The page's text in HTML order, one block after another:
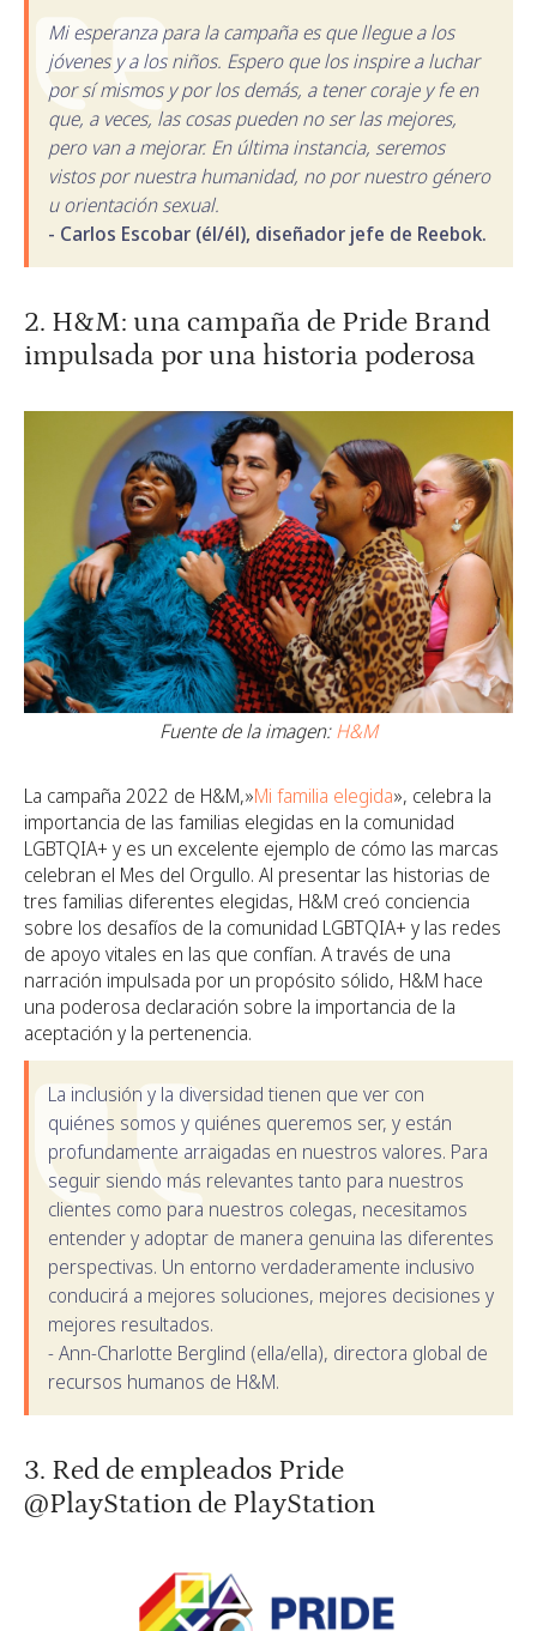
Mi esperanza para la campaña es que llegue a los
jóvenes y a los niños. Espero que los inspire a luchar
por sí mismos y por los demás, a tener coraje y fe en
que, a veces, las cosas pueden no ser las mejores,
pero van a mejorar. En última instancia, seremos
vistos por nuestra humanidad, no por nuestro género
u orientación sexual.
- Carlos Escobar (él/él), diseñador jefe de Reebok.
2. H&M: una campaña de Pride Brand
impulsada por una historia poderosa
Fuente de la imagen:H&M
La campaña 2022 de H&M,»Mi familia elegida», celebra la
importancia de las familias elegidas en la comunidad
LGBTQIA+ y es un excelente ejemplo de cómo las marcas
celebran el Mes del Orgullo. Al presentar las historias de
tres familias diferentes elegidas, H&M creó conciencia
sobre los desafíos de la comunidad LGBTQIA+ y las redes
de apoyo vitales en las que confían. A través de una
narración impulsada por un propósito sólido, H&M hace
una poderosa declaración sobre la importancia de la
aceptación y la pertenencia.
La inclusión y la diversidad tienen que ver con
quiénes somos y quiénes queremos ser, y están
profundamente arraigadas en nuestros valores. Para
seguir siendo más relevantes tanto para nuestros
clientes como para nuestros colegas, necesitamos
entender y adoptar de manera genuina las diferentes
perspectivas. Un entorno verdaderamente inclusivo
conducirá a mejores soluciones, mejores decisiones y
mejores resultados.
- Ann-Charlotte Berglind (ella/ella), directora global de
recursos humanos de H&M.
3. Red de empleados Pride
@PlayStation de PlayStation